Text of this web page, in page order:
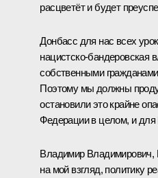
расцветёт и будет
Донбасс для нас всех
нацистско-бандеровская
собственными
Поэтому мы должны
остановили это крайне
Федерации в целом, и
Владимир Владимирович,
на мой взгляд, политику